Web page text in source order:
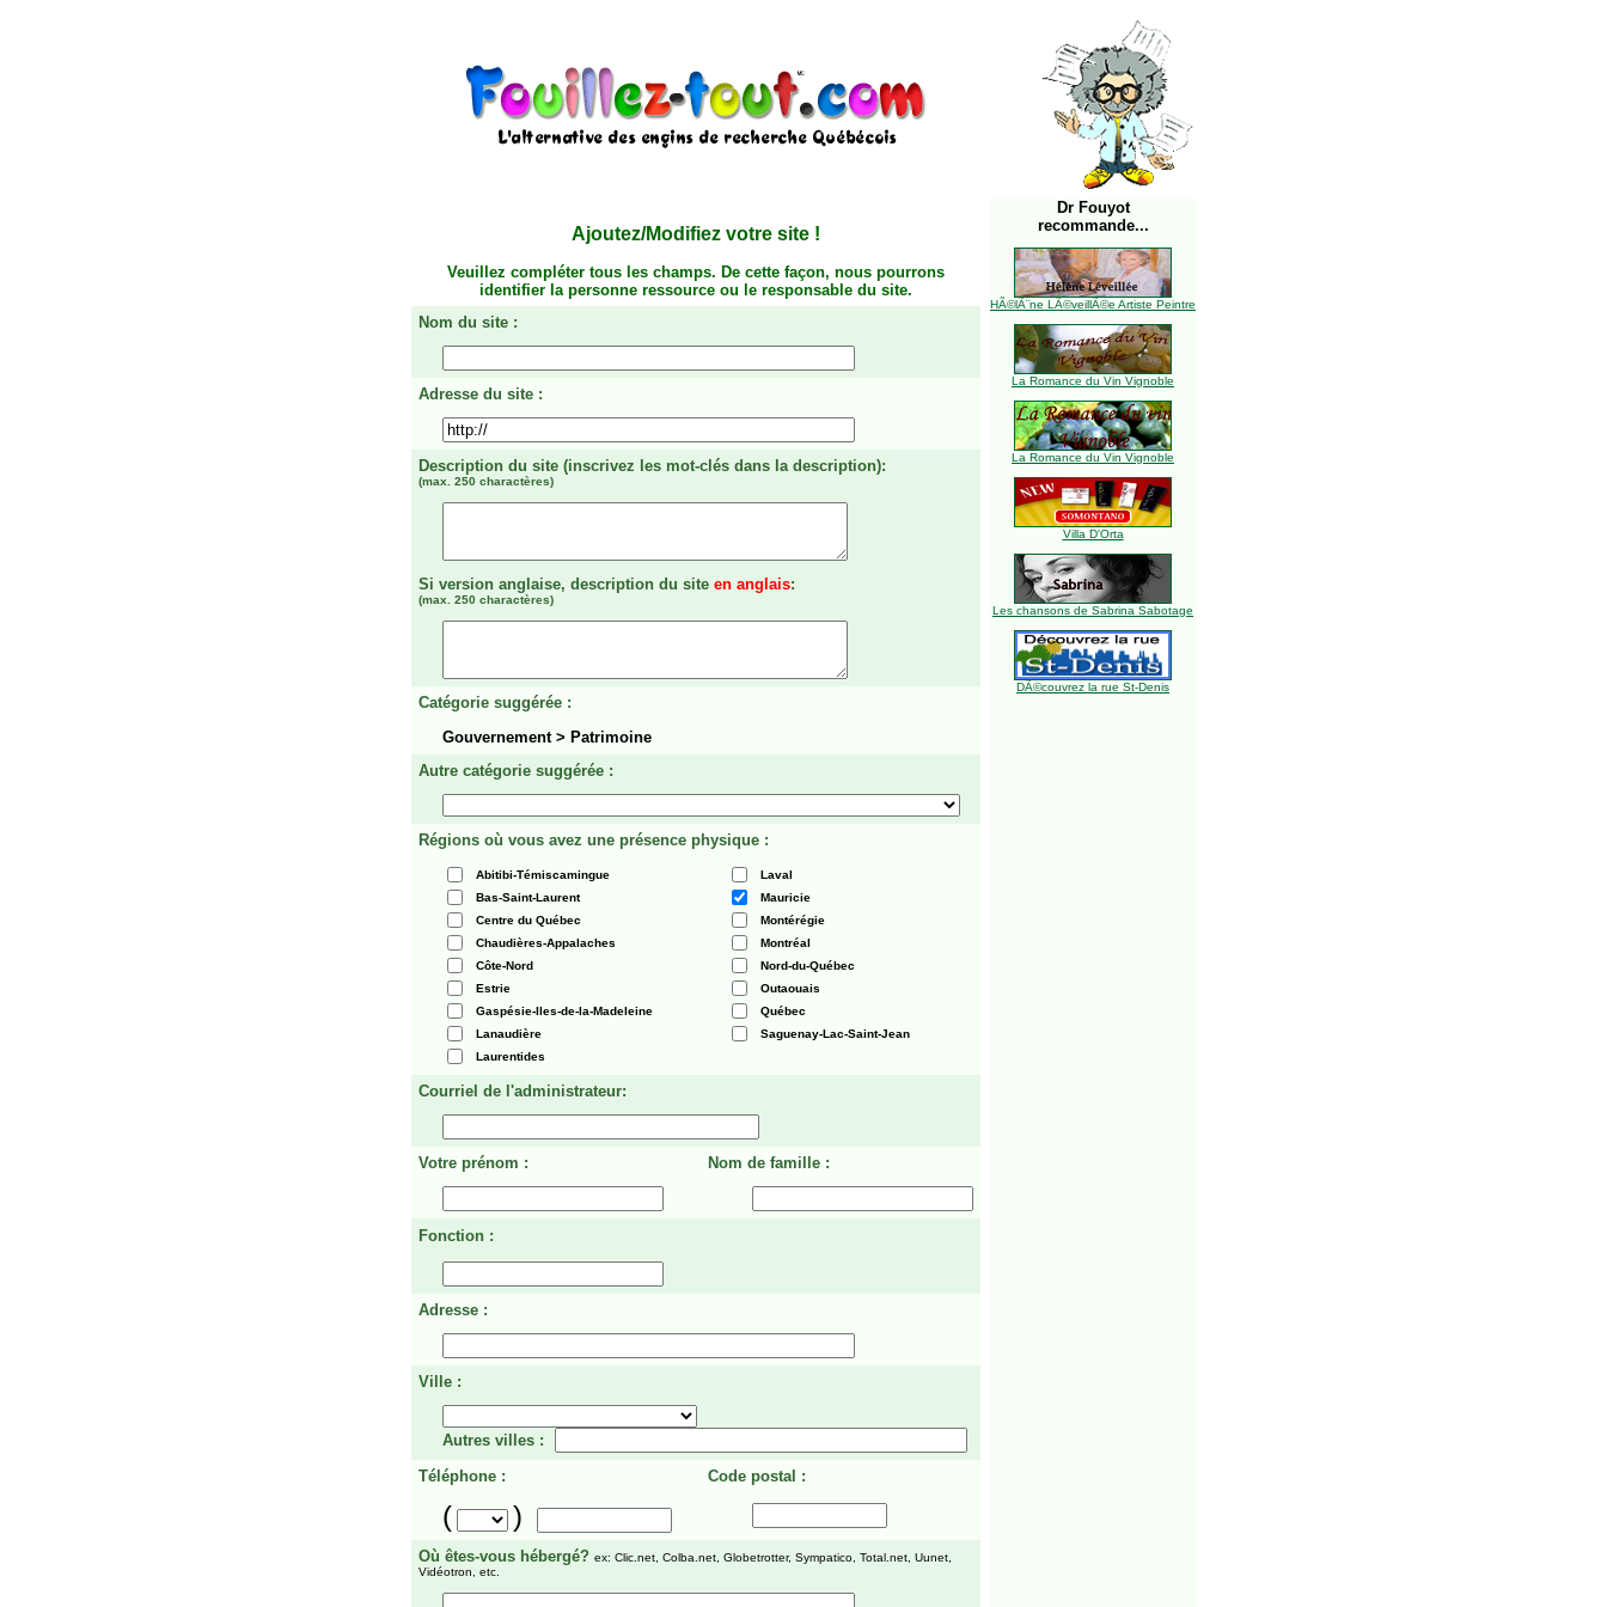
Ajoutez/Modifiez votre site !
Veuillez compléter tous les champs. De cette façon, nous pourrons
identifier la personne ressource ou le responsable du site.
Nom du site :
Adresse du site :
Description du site (inscrivez les mot-clés dans la description):
(max. 250 charactères)
Si version anglaise, description du site en anglais:
(max. 250 charactères)
Catégorie suggérée :
Gouvernement > Patrimoine
Autre catégorie suggérée :
Régions où vous avez une présence physique :
Abitibi-Témiscamingue
Laval
Bas-Saint-Laurent
Mauricie
Centre du Québec
Montérégie
Chaudières-Appalaches
Montréal
Côte-Nord
Nord-du-Québec
Estrie
Outaouais
Gaspésie-Iles-de-la-Madeleine
Québec
Lanaudière
Saguenay-Lac-Saint-Jean
Laurentides
Courriel de l'administrateur:
Votre prénom : Nom de famille :
Fonction :
Adresse :
Ville :
Autres villes :
Téléphone :
Code postal :
( )
Où êtes-vous hébergé? ex: Clic.net, Colba.net, Globetrotter, Sympatico, Total.net, Uunet,
Vidéotron, etc.
Dr Fouyot
recommande...
HÃ©lÃ¨ne LÃ©veillÃ©e Artiste Peintre
La Romance du Vin Vignoble
La Romance du Vin Vignoble
Villa D'Orta
Les chansons de Sabrina Sabotage
DÃ©couvrez la rue St-Denis